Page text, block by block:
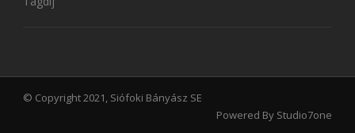
© Copyright 2021, Siófoki Bányász SE
Powered By Studio7one